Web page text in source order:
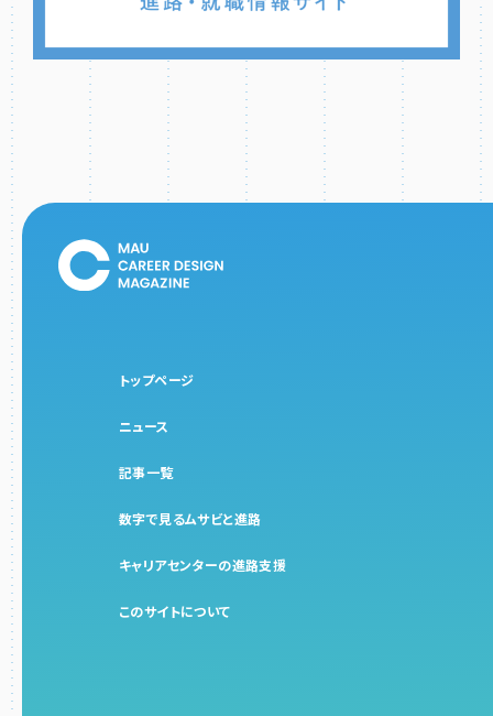
トップページ
ニュース
記事一覧
数字で見るムサビと進路
キャリアセンターの進路支援
このサイトについて